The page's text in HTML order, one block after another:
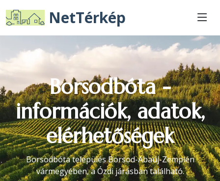
NetTérkép
Borsodbóta -
információk, adatok,
elérhetőségek
Borsodbóta település Borsod-Abaúj-Zemplén
vármegyében, a Ózdi járásban található.